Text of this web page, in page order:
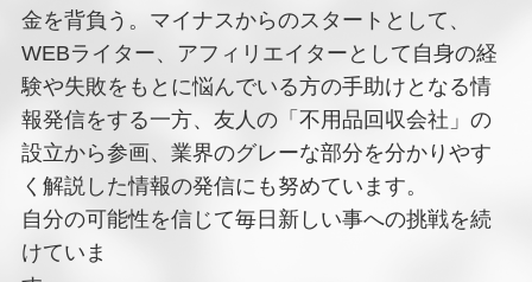
金を背負う。マイナスからのスタートとして、
WEBライター、アフィリエイターとして自身の経
験や失敗をもとに悩んでいる方の手助けとなる情
報発信をする一方、友人の「不用品回収会社」の
設立から参画、業界のグレーな部分を分かりやす
く解説した情報の発信にも努めています。
自分の可能性を信じて毎日新しい事への挑戦を続
けていま